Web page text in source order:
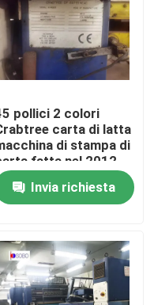
fa macchina
pollici 2 colori
carta di latta
di stampa di
fatta nel 2012
Invia richiesta